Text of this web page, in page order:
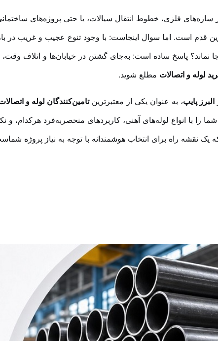
فلزی، خطوط انتقال سیالات، یا حتی پروژه‌های
قدم است. اما سوال اینجاست: با وجود تنوع عجیب و غریب در
نماند؟ پاسخ ساده است: به‌جای گشتن در خیابان‌ها و اتلاف وقت،
لوله و اتصالات مطلع شوید.
البرز پایپ، به عنوان یکی از معتبرترین تامین‌کنندگان لوله و
را با انواع لوله‌های آهنی، کاربردهای منحصربه‌فرد هرکدام،
یک نقشه راه برای انتخاب هوشمندانه با توجه به نیاز پروژه